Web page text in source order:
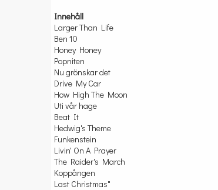
Innehåll
Larger Than Life
Ben 10
Honey Honey
Popniten
Nu grönskar det
Drive My Car
How High The Moon
Uti vår hage
Beat It
Hedwig's Theme
Funkenstein
Livin' On A Prayer
The Raider's March
Koppången
Last Christmas"